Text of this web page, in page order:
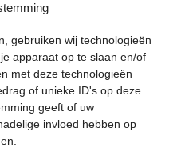
gebruiken wij technologieën
apparaat op te slaan en/of
met deze technologieën
of unieke ID's op deze
geeft of uw
invloed hebben op